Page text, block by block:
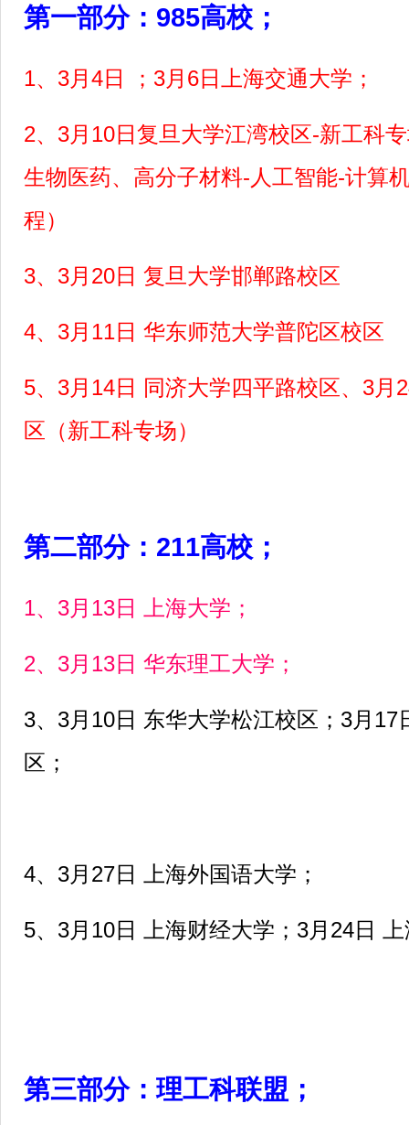
第一部分：985高校；
1、3月4日 ；3月6日上海交通大学；
2、3月10日复旦大学江湾校区-新工科
生物医药、高分子材料-人工智能-计算
程）
3、3月20日 复旦大学邯郸路校区
4、3月11日 华东师范大学普陀区校区
5、3月14日 同济大学四平路校区、3月
区（新工科专场）
第二部分：211高校；
1、3月13日 上海大学；
2、3月13日 华东理工大学；
3、3月10日 东华大学松江校区；3月17
区；
4、3月27日 上海外国语大学；
5、3月10日 上海财经大学；3月24日
第三部分：理工科联盟；